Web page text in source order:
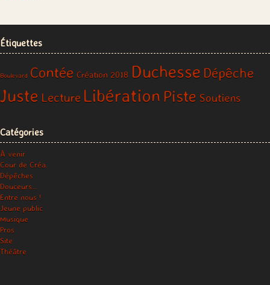
Étiquettes
Boulevard Contée Création 2018 Duchesse Dépêche
Juste Lecture Libération Piste Soutiens
Catégories
À venir
Cour de Créa.
Dépêches
Douceurs…
Entre nous !
Jeune public
Musique
Pros
Site
Théâtre